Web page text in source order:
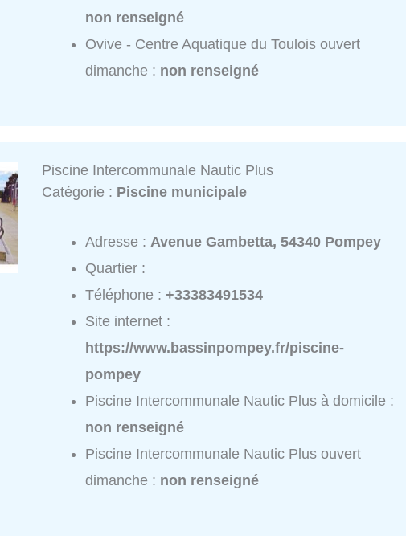
non renseigné
Ovive - Centre Aquatique du Toulois ouvert
dimanche : non renseigné
Piscine Intercommunale Nautic Plus
Catégorie : Piscine municipale
Adresse : Avenue Gambetta, 54340 Pompey
Quartier :
Téléphone :+33383491534
Site internet :
https://www.bassinpompey.fr/piscine-
pompey
Piscine Intercommunale Nautic Plus à domicile :
non renseigné
Piscine Intercommunale Nautic Plus ouvert
dimanche : non renseigné